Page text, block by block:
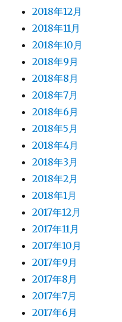
2018年12月
2018年11月
2018年10月
2018年9月
2018年8月
2018年7月
2018年6月
2018年5月
2018年4月
2018年3月
2018年2月
2018年1月
2017年12月
2017年11月
2017年10月
2017年9月
2017年8月
2017年7月
2017年6月